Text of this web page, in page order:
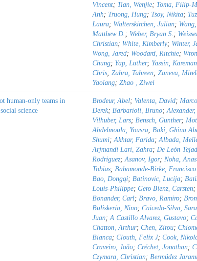
Vincent; Tian, Wenjie; Toma, Filip-
Anh; Truong, Hung; Tsoy, Nikita;
Laura; Walterskirchen, Julian;
Matthew D. ; Weber, Bryan S. ;
Christian; White, Kimberly; Winter,
Wong, Jared; Woodard, Ritchie;
Chung; Yap, Luther; Yassin, Kareman
Chris; Zahra, Tahreen; Zaneva,
Yaolang; Zhao , Ziwei
human-only teams in
science
Brodeur, Abel; Valenta, David;
Derek; Barbarioli, Bruno;
Vilhuber, Lars; Bensch, Gunther;
Abdelmoula, Yousra; Baki, Ghina
Shumi;Akhtar, Farida;Albada,
Arjmandi Lari, Zahra; De León
Rodriguez;Asanov, Igor; Noha,
Tobias; Bahamonde-Birke,
Bao, Dongqi; Batinovic, Lucija;
Louis-Philippe; Gero Bienz, Carsten;
Bonander, Carl; Bravo, Ramiro;
Buliskeria, Nino; Caicedo-Silva, Sara
Juan;A Castillo Alvarez, Gustavo;
Chatton, Arthur; Chen, Zirou;
Bianca; Clouth, Felix J; Cook,
Craveiro, João; Créchet, Jonathan;
Czymara, Christian; Bermúdez